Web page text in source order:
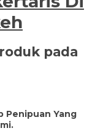
pada
Penipuan Yang